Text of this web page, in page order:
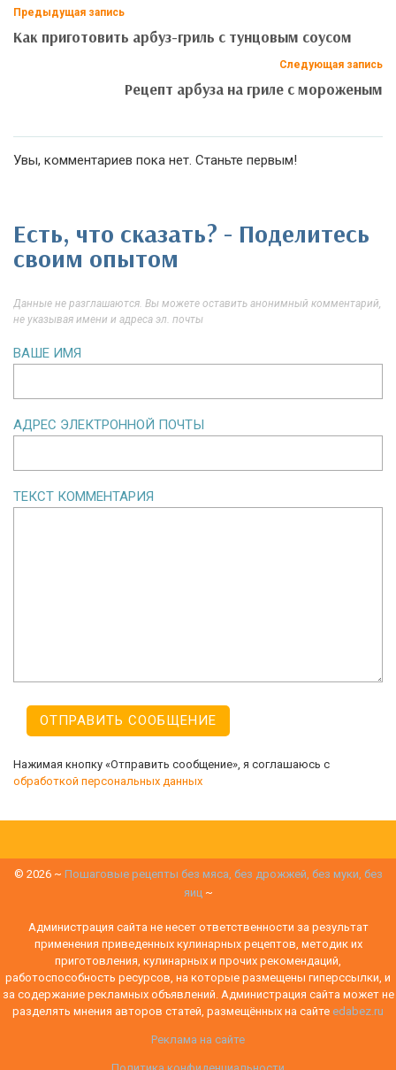
Предыдущая запись
Как приготовить арбуз-гриль с тунцовым соусом
Следующая запись
Рецепт арбуза на гриле с мороженым
Увы, комментариев пока нет. Станьте первым!
Есть, что сказать? - Поделитесь
своим опытом
Данные не разглашаются. Вы можете оставить анонимный комментарий,
не указывая имени и адреса эл. почты
ВАШЕ ИМЯ
АДРЕС ЭЛЕКТРОННОЙ ПОЧТЫ
ТЕКСТ КОММЕНТАРИЯ
Нажимая кнопку «Отправить сообщение», я соглашаюсь с
обработкой персональных данных
© 2026~ Пошаговые рецепты без мяса, без дрожжей, без муки, без
яиц ~
Администрация сайта не несет ответственности за результат
применения приведенных кулинарных рецептов, методик их
приготовления, кулинарных и прочих рекомендаций,
работоспособность ресурсов, на которые размещены гиперссылки, и
за содержание рекламных объявлений. Администрация сайта может не
разделять мнения авторов статей, размещённых на сайте edabez.ru
Реклама на сайте